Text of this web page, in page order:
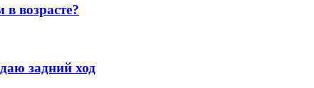
возрасте?
задний ход